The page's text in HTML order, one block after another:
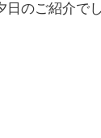
のご紹介で